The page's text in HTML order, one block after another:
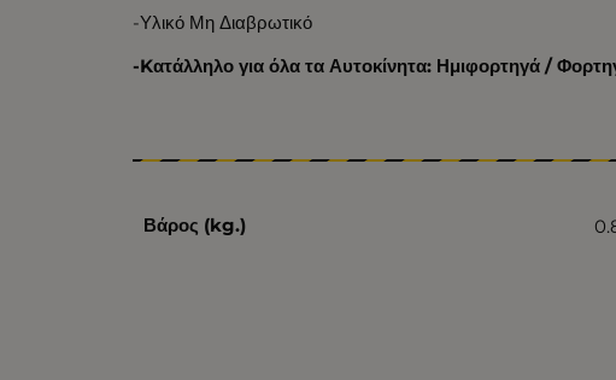
-Υλικό Μη Διαβρωτικό
-Kατάλληλο για όλα τα Αυτοκίνητα: Ημιφορτηγά /
Βάρος (kg.)